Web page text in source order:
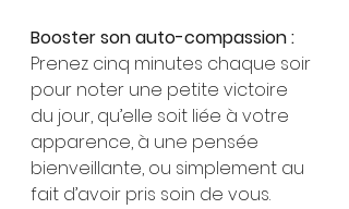
Booster son auto-compassion :
Prenez cinq minutes chaque soir
pour noter une petite victoire
du jour, qu’elle soit liée à votre
apparence, à une pensée
bienveillante, ou simplement au
fait d’avoir pris soin de vous.